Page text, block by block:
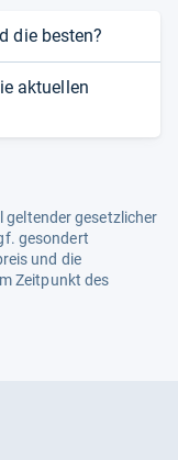
die besten?
aktuellen
geltender gesetzlicher
gesondert
und die
Zeitpunkt des